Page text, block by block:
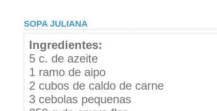
SOPA JULIANA
Ingredientes:
5 c. de azeite
1 ramo de aipo
2 cubos de caldo de carne
3 cebolas pequenas